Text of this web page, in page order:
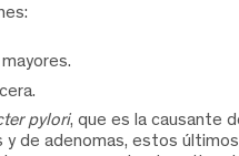
pylori, que es la causante
de adenomas, estos